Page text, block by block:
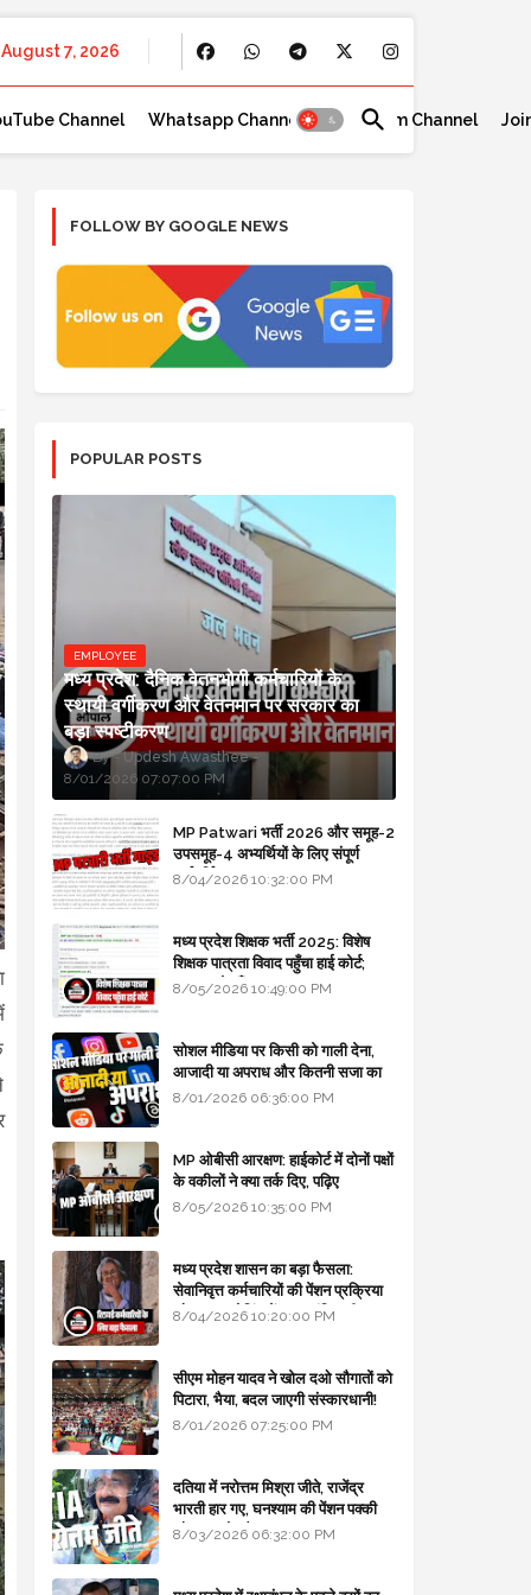
August 7, 2026
Channel Whatsapp Channel Telegram Channel
FOLLOW BY GOOGLE NEWS
POPULAR POSTS
EMPLOYEE
मध्य प्रदेश: दैनिक वेतनभोगी कर्मचारियों के
स्थायी वर्गीकरण और वेतनमान पर सरकार का
बड़ा स्पष्टीकरण
Updesh Awasthee
8/01/2026 07:07:00 PM
MP Patwari भर्ती 2026 और समूह-2
उपसमूह-4 अभ्यर्थियों के लिए संपूर्ण
मार्गदर्शिका
8/04/2026 10:32:00 PM
मध्य प्रदेश शिक्षक भर्ती 2025: विशेष
शिक्षक पात्रता विवाद पहुँचा हाई कोर्ट;
सरकार से माँगा जवाब
8/05/2026 10:49:00 PM
सोशल मीडिया पर किसी को गाली देना,
आजादी या अपराध और कितनी सजा का
प्रावधान - free legal advice
8/01/2026 06:36:00 PM
MP ओबीसी आरक्षण: हाईकोर्ट में दोनों पक्षों
के वकीलों ने क्या तर्क दिए, पढ़िए
8/05/2026 10:35:00 PM
मध्य प्रदेश शासन का बड़ा फैसला:
सेवानिवृत्त कर्मचारियों की पेंशन प्रक्रिया
और बजट कोडिंग में हुए क्रांतिकारी
8/04/2026 10:20:00 PM
सीएम मोहन यादव ने खोल दओ सौगातों को
पिटारा, भैया, बदल जाएगी संस्कारधानी!
8/01/2026 07:25:00 PM
दतिया में नरोत्तम मिश्रा जीते, राजेंद्र
भारती हार गए, घनश्याम की पेंशन पक्की
और आशुतोष बैक टू...
8/03/2026 06:32:00 PM